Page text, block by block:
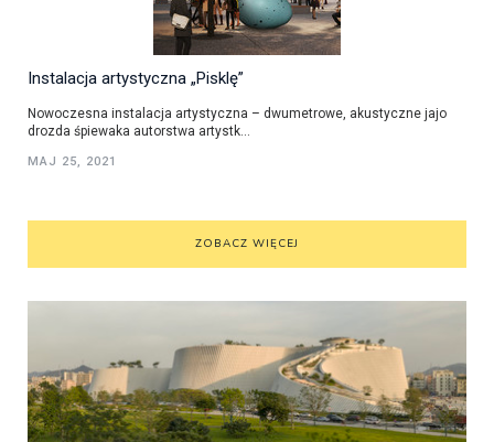
Instalacja artystyczna „Pisklę”
Nowoczesna instalacja artystyczna – dwumetrowe, akustyczne jajo
drozda śpiewaka autorstwa artystk...
MAJ 25, 2021
ZOBACZ WIĘCEJ